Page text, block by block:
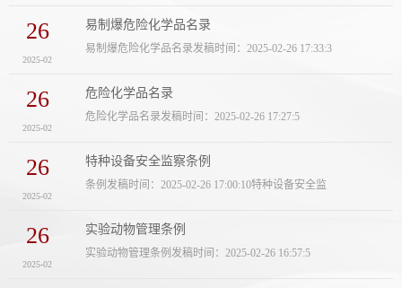
26
2025-02
易制爆危险化学品名录
易制爆危险化学品名录发稿时间：2025-02-26 17:33:3
26
2025-02
危险化学品名录
危险化学品名录发稿时间：2025-02-26 17:27:5
26
2025-02
特种设备安全监察条例
条例发稿时间：2025-02-26 17:00:10特种设备安全监
26
2025-02
实验动物管理条例
实验动物管理条例发稿时间：2025-02-26 16:57:5